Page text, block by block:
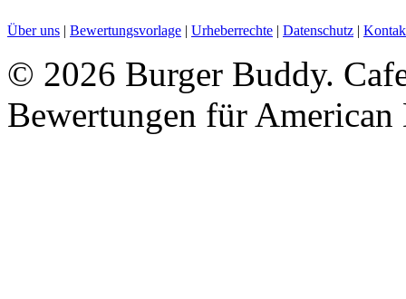
Über uns | Bewertungsvorlage | Urheberrechte | Datenschutz |
© 2026 Burger Buddy.
Bewertungen für